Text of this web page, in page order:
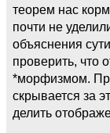
теорем нас
почти не
объяснения
проверить, что
*морфизмом.
скрывается за
делить